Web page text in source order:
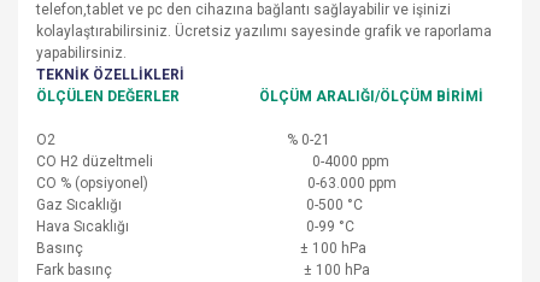
telefon,tablet ve pc den cihazına bağlantı sağlayabilir ve işinizi
kolaylaştırabilirsiniz. Ücretsiz yazılımı sayesinde grafik ve raporlama
yapabilirsiniz.
TEKNİK ÖZELLİKLERİ
ÖLÇÜLEN DEĞERLER ÖLÇÜM ARALIĞI/ÖLÇÜM BİRİMİ
O2 % 0-21
CO H2 düzeltmeli 0-4000 ppm
CO % (opsiyonel) 0-63.000 ppm
Gaz Sıcaklığı 0-500 °C
Hava Sıcaklığı 0-99 °C
Basınç ± 100 hPa
Fark basınç ± 100 hPa